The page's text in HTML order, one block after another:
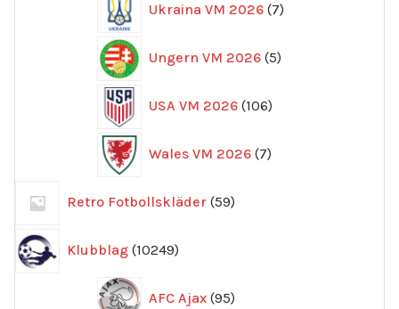
Ukraina VM 2026 7
produkter
Ungern VM 2026 5
produkter
USA VM 2026 106
produkter
Wales VM 2026 7
produkter
Retro Fotbollskläder 59
produkter
Klubblag 10249
produkter
AFC Ajax 95